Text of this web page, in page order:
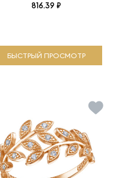
816.39 ₽
БЫСТРЫЙ ПРОСМОТР